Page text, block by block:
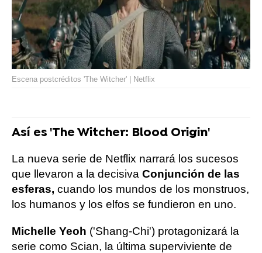
Escena postcréditos 'The Witcher' | Netflix
Así es 'The Witcher: Blood Origin'
La nueva serie de Netflix narrará los sucesos
que llevaron a la decisiva Conjunción de las
esferas, cuando los mundos de los monstruos,
los humanos y los elfos se fundieron en uno.
Michelle Yeoh ('Shang-Chi') protagonizará la
serie como Scian, la última superviviente de